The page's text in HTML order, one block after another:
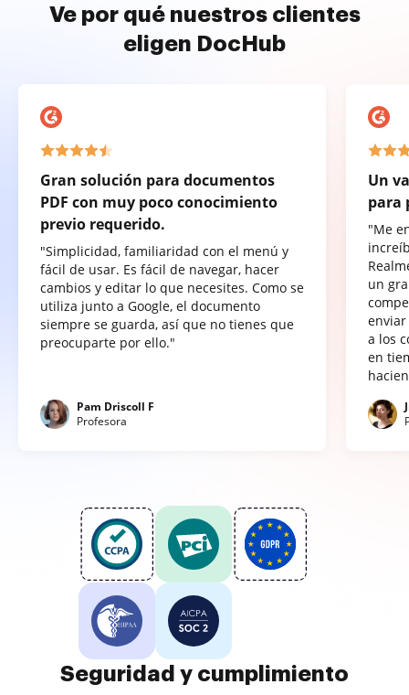
Ve por qué nuestros clientes
eligen DocHub
Gran solución para documentos
PDF con muy poco conocimiento
previo requerido.
"Simplicidad, familiaridad con el menú y
fácil de usar. Es fácil de navegar, hacer
cambios y editar lo que necesites. Como se
utiliza junto a Google, el documento
siempre se guarda, así que no tienes que
preocuparte por ello."
Pam Driscoll F
Profesora
Un
para
"Me
un
a los
en
Seguridad y cumplimiento